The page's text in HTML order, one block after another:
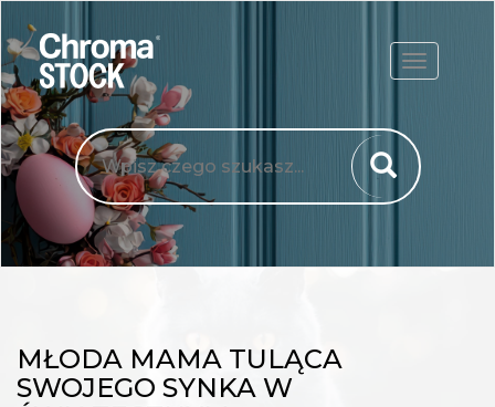
MŁODA MAMA TULĄCA
SWOJEGO SYNKA W